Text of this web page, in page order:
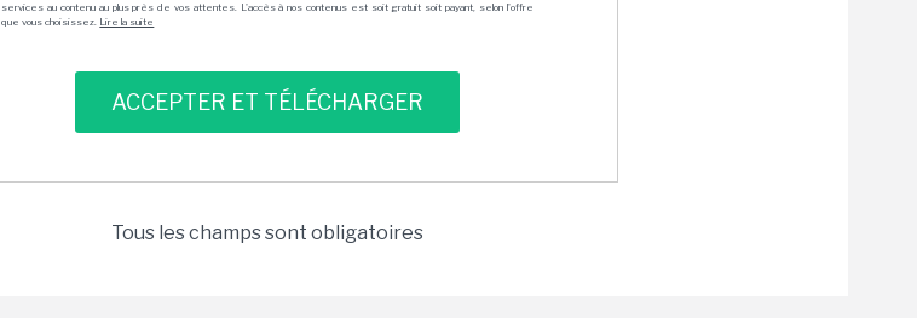
services au contenu au plus près de vos attentes. L'accès à nos contenus est soit gratuit soit payant, selon l'offre
que vous choisissez. Lire la suite
Tous les champs sont obligatoires